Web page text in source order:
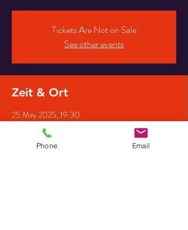
Tickets Are Not on Sale
See other events
Zeit & Ort
25 May 2025, 19:30
Ev Kirche Cumlosen, Lenzener Str., 19322
Cumlosen, Deutschland
Phone Email